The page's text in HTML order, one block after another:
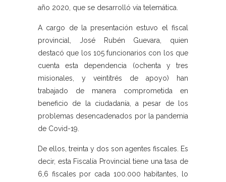
año 2020, que se desarrolló vía telemática.
A cargo de la presentación estuvo el fiscal
provincial, José Rubén Guevara, quien
destacó que los 105 funcionarios con los que
cuenta esta dependencia (ochenta y tres
misionales, y veintitrés de apoyo) han
trabajado de manera comprometida en
beneficio de la ciudadanía, a pesar de los
problemas desencadenados por la pandemia
de Covid-19.
De ellos, treinta y dos son agentes fiscales. Es
decir, esta Fiscalía Provincial tiene una tasa de
6,6 fiscales por cada 100.000 habitantes, lo